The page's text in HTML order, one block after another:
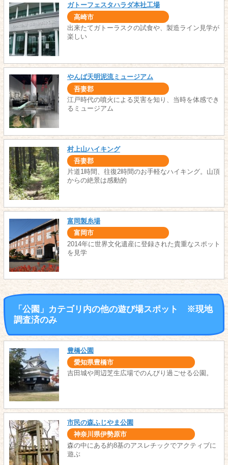
ガトーフェスタハラダ本社工場
高崎市
出来たてガトーラスクの試食や、製造ライン見学が
楽しい
やんば天明泥流ミュージアム
吾妻郡
江戸時代の噴火による災害を知り、当時を体感でき
るミュージアム
村上山ハイキング
吾妻郡
片道1時間、往復2時間のお手軽なハイキング。山頂
からの絶景は感動的
富岡製糸場
富岡市
2014年に世界文化遺産に登録された貴重なスポット
を見学
「公園」カテゴリ内の他の遊び場スポット ※現地
調査済のみ
豊橋公園
愛知県豊橋市
吉田城や周辺芝生広場でのんびり過ごせる公園。
市民の森ふじやま公園
神奈川県伊勢原市
森の中にある約8基のアスレチックでアクティブに
遊ぶ